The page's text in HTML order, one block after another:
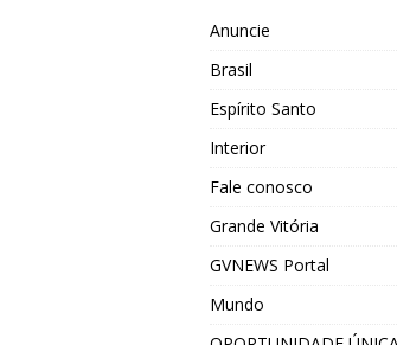
Anuncie
Brasil
Espírito Santo
Interior
Fale conosco
Grande Vitória
GVNEWS Portal
Mundo